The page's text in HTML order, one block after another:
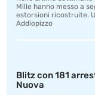
Mille hanno messo a
estorsioni ricostruite.
Addiopizzo
Blitz con 181
Nuova